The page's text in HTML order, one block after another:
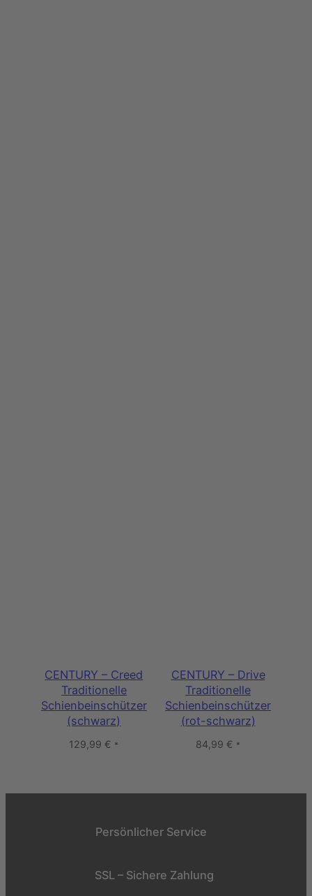
CENTURY – Creed
Traditionelle
Schienbeinschützer
(schwarz)
129,99 € *
CENTURY – Drive
Traditionelle
Schienbeinschützer
(rot-schwarz)
84,99 € *
Persönlicher Service
SSL – Sichere Zahlung